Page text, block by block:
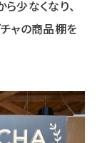
少なくなり、
ャの商品棚を